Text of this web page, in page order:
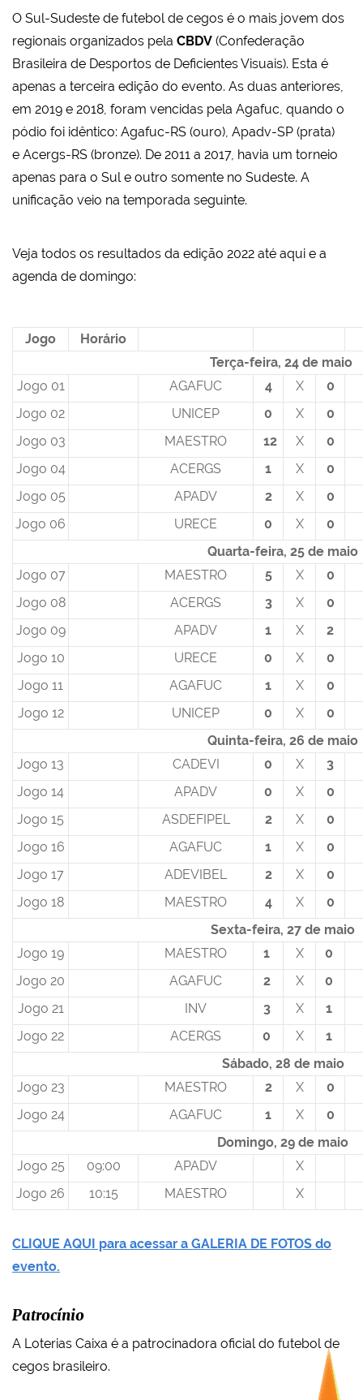
O Sul-Sudeste de futebol de cegos é o mais jovem dos
regionais organizados pela CBDV (Confederação
Brasileira de Desportos de Deficientes Visuais). Esta é
apenas a terceira edição do evento. As duas anteriores,
em 2019 e 2018, foram vencidas pela Agafuc, quando o
pódio foi idêntico: Agafuc-RS (ouro), Apadv-SP (prata)
e Acergs-RS (bronze). De 2011 a 2017, havia um torneio
apenas para o Sul e outro somente no Sudeste. A
unificação veio na temporada seguinte.
Veja todos os resultados da edição 2022 até aqui e a
agenda de domingo:
Jogo
Horário
Terça-feira, 24 de maio
Jogo 01
AGAFUC 4 X
0
Jogo 02
UNICEP 0 X
0
Jogo 03
MAESTRO 12 X
0
Jogo 04
ACERGS 1 X
0
Jogo 05
APADV 2 X
0
Jogo 06
URECE 0 X
0
Quarta-feira, 25 de maio
Jogo 07
MAESTRO 5 X
0
Jogo 08
ACERGS 3 X
0
Jogo 09
APADV 1 X
2
Jogo 10
URECE 0 X
0
Jogo 11
AGAFUC 1 X
0
Jogo 12
UNICEP 0 X
0
Quinta-feira, 26 de maio
Jogo 13
CADEVI 0 X
3
Jogo 14
APADV 0 X
0
Jogo 15
ASDEFIPEL 2 X
0
Jogo 16
AGAFUC 1 X
0
Jogo 17
ADEVIBEL 2 X
0
Jogo 18
MAESTRO 4 X
0
Sexta-feira, 27 de maio
Jogo 19
MAESTRO 1 X
0
Jogo 20
AGAFUC 2 X
0
Jogo 21
INV 3 X
1
Jogo 22
ACERGS 0 X
1
Sábado, 28 de maio
Jogo 23
MAESTRO 2 X
0
Jogo 24
AGAFUC 1 X
0
Domingo, 29 de maio
Jogo 25
09:00 APADV
X
Jogo 26
10:15 MAESTRO X
CLIQUE AQUI para acessar a GALERIA DE FOTOS do
evento.
Patrocínio
A Loterias Caixa é a patrocinadora oficial do futebol de
cegos brasileiro.